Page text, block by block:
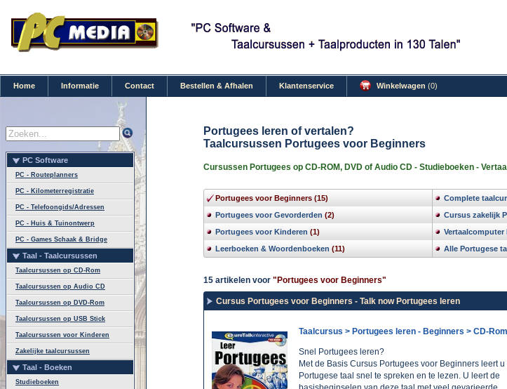
Home Informatie Contact Bestellen & Afhalen Klantenservice Winkelwagen (0)
PC Software
PC - Routeplanners
PC - Kilometerregistratie
PC - Telefoongids/Adressen
PC - Huis & Tuinontwerp
PC - Games Schaak & Bridge
Taal - Taalcursussen
Taalcursussen op CD-Rom
Taalcursussen op Audio CD
Taalcursussen op DVD-Rom
Taalcursussen op USB Stick
Taalcursussen voor Kinderen
Zakelijke taalcursussen
Taal - Boeken
Studieboeken
Portugees leren of vertalen?
Taalcursussen Portugees voor Beginners
Cursussen Portugees op CD-ROM, DVD of Audio CD - Studieboeken -
Portugees voor Beginners (15) Complete
Portugees voor Gevorderden (2) Cursus zakelijk
Portugees voor Kinderen (1) Vertaalcomputer
Leerboeken & Woordenboeken (11) Alle Portugese
15 artikelen voor "Portugees voor Beginners"
Cursus Portugees voor Beginners - Talk now Portugees leren
Taalcursus > Portugees leren - Beginners > CD-Rom
Snel Portugees leren?
Met de Basis Cursus Portugees voor Beginners leert u
Portugese taal snel te spreken en te lezen. U leert de